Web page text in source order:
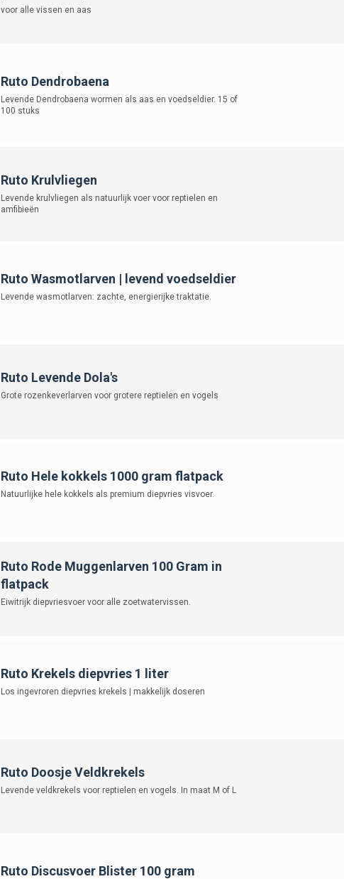
voor alle vissen en aas
Ruto Dendrobaena
Levende Dendrobaena wormen als aas en voedseldier. 15 of
100 stuks
Ruto Krulvliegen
Levende krulvliegen als natuurlijk voer voor reptielen en
amfibieën
Ruto Wasmotlarven | levend voedseldier
Levende wasmotlarven: zachte, energierijke traktatie.
Ruto Levende Dola's
Grote rozenkeverlarven voor grotere reptielen en vogels
Ruto Hele kokkels 1000 gram flatpack
Natuurlijke hele kokkels als premium diepvries visvoer.
Ruto Rode Muggenlarven 100 Gram in
flatpack
Eiwitrijk diepvriesvoer voor alle zoetwatervissen.
Ruto Krekels diepvries 1 liter
Los ingevroren diepvries krekels | makkelijk doseren
Ruto Doosje Veldkrekels
Levende veldkrekels voor reptielen en vogels. In maat M of L
Ruto Discusvoer Blister 100 gram